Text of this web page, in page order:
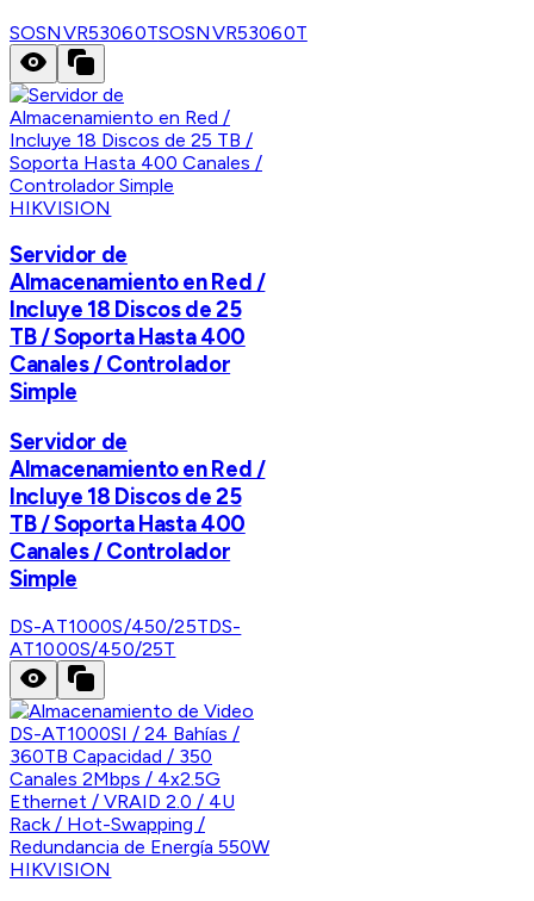
SOSNVR53060TSOSNVR53060T
HIKVISION
Servidor de
Almacenamiento en Red /
Incluye 18 Discos de 25
TB / Soporta Hasta 400
Canales / Controlador
Simple
Servidor de
Almacenamiento en Red /
Incluye 18 Discos de 25
TB / Soporta Hasta 400
Canales / Controlador
Simple
DS-AT1000S/450/25TDS-
AT1000S/450/25T
HIKVISION